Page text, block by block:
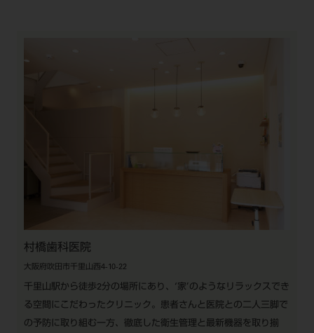
村橋歯科医院
大阪府吹田市千里山西4-10-22
千里山駅から徒歩2分の場所にあり、‘家’のようなリラックスでき
る空間にこだわったクリニック。患者さんと医院との二人三脚で
の予防に取り組む一方、徹底した衛生管理と最新機器を取り揃